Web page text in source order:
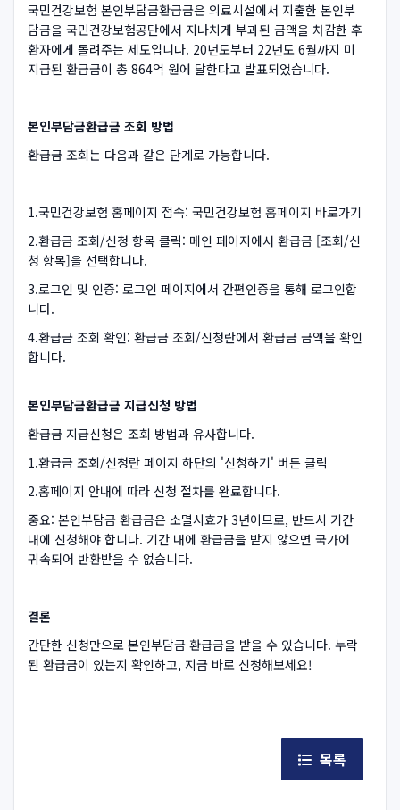
국민건강보험 본인부담금환급금은 의료시설에서 지출한 본인부
담금을 국민건강보험공단에서 지나치게 부과된 금액을 차감한 후
환자에게 돌려주는 제도입니다. 20년도부터 22년도 6월까지 미
지급된 환급금이 총 864억 원에 달한다고 발표되었습니다.
본인부담금환급금 조회 방법
환급금 조회는 다음과 같은 단계로 가능합니다.
1.국민건강보험 홈페이지 접속: 국민건강보험 홈페이지 바로가기
2.환급금 조회/신청 항목 클릭: 메인 페이지에서 환급금 [조회/신
청 항목]을 선택합니다.
3.로그인 및 인증: 로그인 페이지에서 간편인증을 통해 로그인합
니다.
4.환급금 조회 확인: 환급금 조회/신청란에서 환급금 금액을 확인
합니다.
본인부담금환급금 지급신청 방법
환급금 지급신청은 조회 방법과 유사합니다.
1.환급금 조회/신청란 페이지 하단의 '신청하기' 버튼 클릭
2.홈페이지 안내에 따라 신청 절차를 완료합니다.
중요: 본인부담금 환급금은 소멸시효가 3년이므로, 반드시 기간
내에 신청해야 합니다. 기간 내에 환급금을 받지 않으면 국가에
귀속되어 반환받을 수 없습니다.
결론
간단한 신청만으로 본인부담금 환급금을 받을 수 있습니다. 누락
된 환급금이 있는지 확인하고, 지금 바로 신청해보세요!
목록